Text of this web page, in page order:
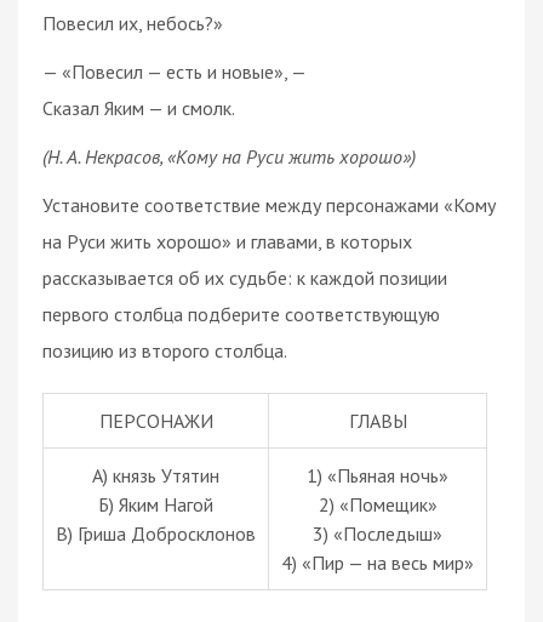
Повесил их, небось?»
— «Повесил — есть и новые», —
Сказал Яким — и смолк.
(Н. А. Некрасов, «Кому на Руси жить хорошо»)
Установите соответствие между персонажами «Кому
на Руси жить хорошо» и главами, в которых
рассказывается об их судьбе: к каждой позиции
первого столбца подберите соответствующую
позицию из второго столбца.
ПЕРСОНАЖИ ГЛАВЫ
А) князь Утятин
Б) Яким Нагой
В) Гриша Добросклонов
1) «Пьяная ночь»
2) «Помещик»
3) «Последыш»
4) «Пир — на весь мир»